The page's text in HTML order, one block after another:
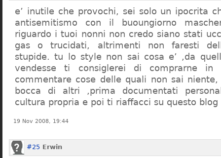
e’ inutile che provochi, sei solo un ipocrita
antisemitismo con il buoungiorno
riguardo i tuoi nonni non credo siano stati
gas o trucidati, altrimenti non faresti
stupide. tu lo style non sai cosa e’ ,da
vendesse ti consiglerei di comprarne in
commentare cose delle quali non sai
bocca di altri ,prima documentati
cultura propria e poi ti riaffacci su questo blog
19 Nov 2008, 19:44
#25 Erwin